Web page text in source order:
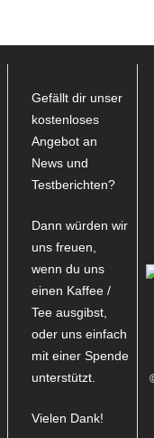
Gefällt dir unser
kostenloses
Angebot an
News und
Testberichten?
Dann würden wir
uns freuen,
wenn du uns
einen Kaffee /
Tee ausgibst,
oder uns einfach
mit einer Spende
unterstützt.
Vielen Dank!